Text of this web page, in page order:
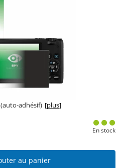
adhésif) [plus]
En stock
au panier